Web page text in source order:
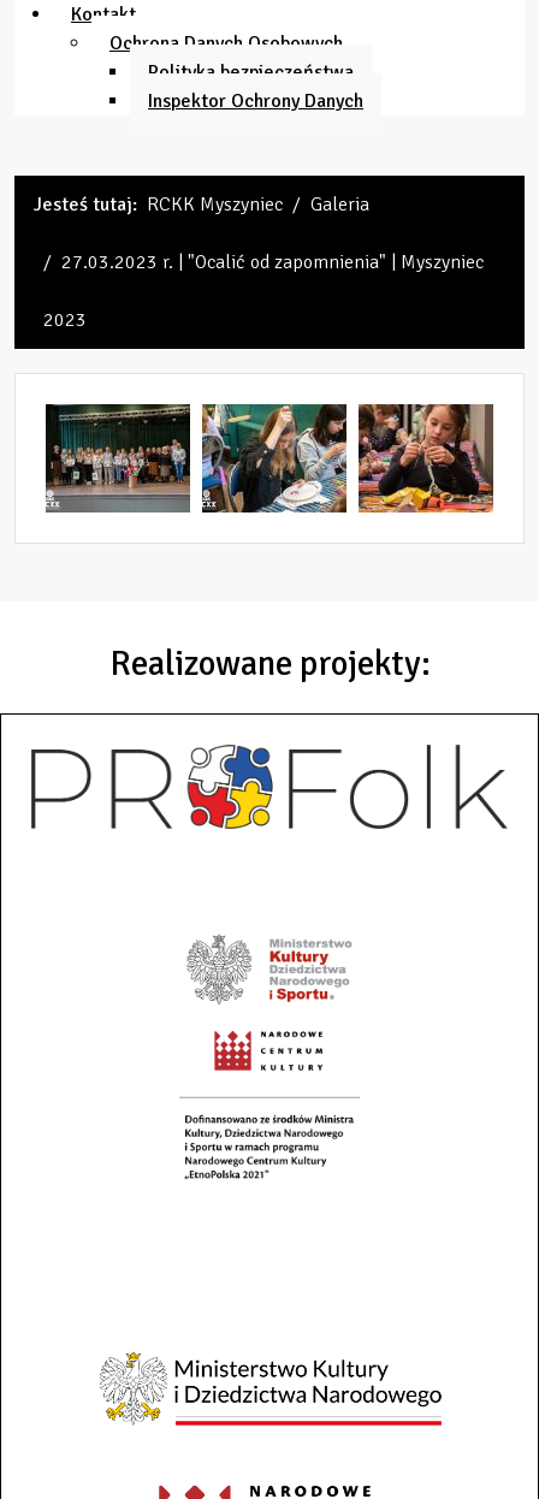
Kontakt
Ochrona Danych Osobowych
Polityka bezpieczeństwa
Inspektor Ochrony Danych
Jesteś tutaj: RCKK Myszyniec Galeria
27.03.2023 r. | "Ocalić od zapomnienia" | Myszyniec
2023
Realizowane projekty: